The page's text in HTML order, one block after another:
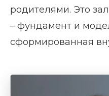
родителями. Это
– фундамент и
сформированная